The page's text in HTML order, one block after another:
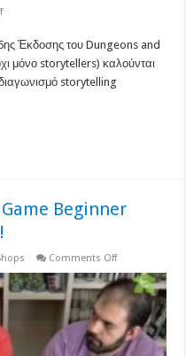
on
2015
Διαγωνισμός
Ελλήνικής
Περιπέτειας
Έκδοσης του Dungeons and
μόνο storytellers) καλούνται
storytelling
Beginner
Comments Offon
Roleplaying
Game
Beginner
Box!!!
Ξεκινήστε
τα
RPG!!!